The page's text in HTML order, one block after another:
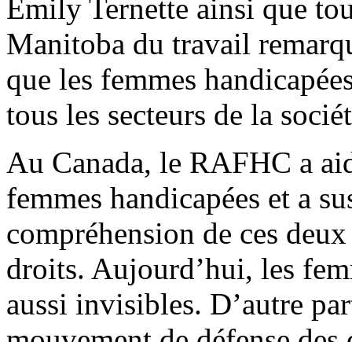
Emily Ternette ainsi que
Manitoba du travail
que les femmes
tous les secteurs de la
Au Canada, le RAFHC a
femmes handicapées et a
compréhension de ces
droits. Aujourd’hui, les
aussi invisibles. D’autre